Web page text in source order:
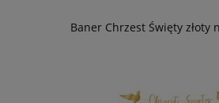
Baner Chrzest Święty złoty